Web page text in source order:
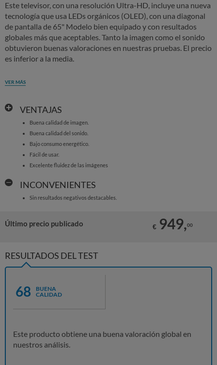
Este televisor, con una resolución Ultra-HD, incluye una nueva
tecnología que usa LEDs orgánicos (OLED), con una diagonal
de pantalla de 65" Modelo bien equipado y con resultados
globales más que aceptables. Tanto la imagen como el sonido
obtuvieron buenas valoraciones en nuestras pruebas. El precio
es inferior a la media.
VER MÁS
VENTAJAS
Buena calidad de imagen.
Buena calidad del sonido.
Bajo consumo energético.
Fácil de usar.
Excelente fluidez de las imágenes
INCONVENIENTES
Sin resultados negativos destacables.
Último precio publicado € 949,00
RESULTADOS DEL TEST
68
BUENA
CALIDAD
Este producto obtiene una buena valoración global en
nuestros análisis.